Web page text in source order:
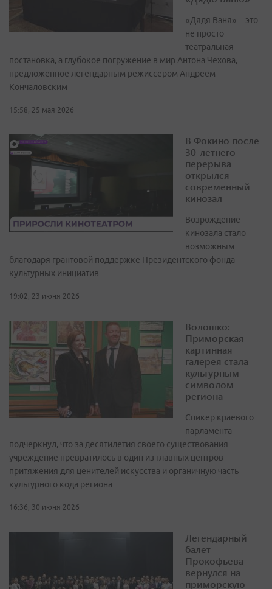
«Дядя Ваня» – это
не просто
театральная
постановка, а глубокое погружение в мир Антона Чехова,
предложенное легендарным режиссером Андреем
Кончаловским
15:58, 25 мая 2026
В Фокино после
30-летнего
перерыва
открылся
современный
кинозал
Возрождение
кинозала стало
возможным
благодаря грантовой поддержке Президентского фонда
культурных инициатив
19:02, 23 июня 2026
Волошко:
Приморская
картинная
галерея стала
культурным
символом
региона
Спикер краевого
парламента
подчеркнул, что за десятилетия своего существования
учреждение превратилось в один из главных центров
притяжения для ценителей искусства и органичную часть
культурного кода региона
16:36, 30 июня 2026
Легендарный
балет
Прокофьева
вернулся на
приморскую